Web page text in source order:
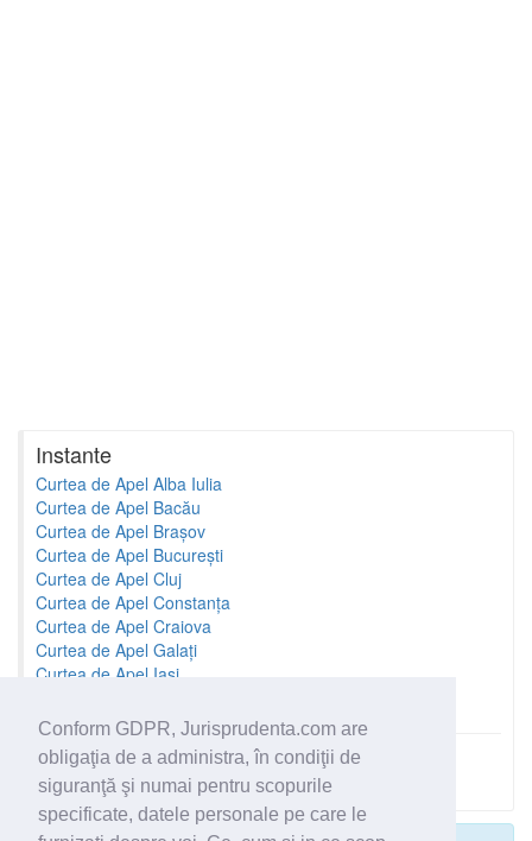
Conform GDPR, Jurisprudenta.com are
obligaţia de a administra, în condiţii de
siguranţă şi numai pentru scopurile
specificate, datele personale pe care le
Instante
Curtea de Apel Alba Iulia
Curtea de Apel Bacău
Curtea de Apel Brașov
Curtea de Apel București
Curtea de Apel Cluj
Curtea de Apel Constanța
Curtea de Apel Craiova
Curtea de Apel Galați
Curtea de Apel Iași
Toate instantele